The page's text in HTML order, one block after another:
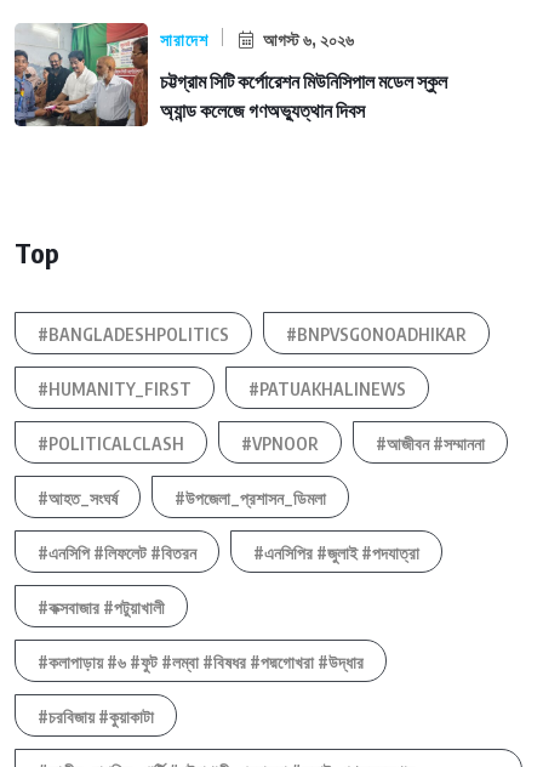
সারাদেশ আগস্ট ৬, ২০২৬
চট্টগ্রাম সিটি কর্পোরেশন মিউনিসিপাল মডেল স্কুল
অ্যান্ড কলেজে গণঅভ্যুত্থান দিবস
Top
#BANGLADESHPOLITICS #BNPVSGONOADHIKAR
#HUMANITY_FIRST #PATUAKHALINEWS
#POLITICALCLASH #VPNOOR #আজীবন #সম্মাননা
#আহত_সংঘর্ষ #উপজেলা_প্রশাসন_ডিমলা
#এনসিপি #লিফলেট #বিতরন #এনসিপির #জুলাই #পদযাত্রা
#কক্সবাজার #পটুয়াখালী
#কলাপাড়ায় #৬ #ফুট #লম্বা #বিষধর #পদ্মগোখরা #উদ্ধার
#চরবিজায় #কুয়াকাটা